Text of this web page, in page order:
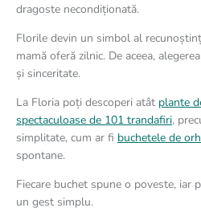
dragoste necondiționată.
Florile devin un simbol al
mamă oferă zilnic. De aceea,
și sinceritate.
La Floria poți descoperi atât plante
spectaculoase de 101 trandafiri,
simplitate, cum ar fi buchetele de
spontane.
Fiecare buchet spune o poveste, iar
un gest simplu.